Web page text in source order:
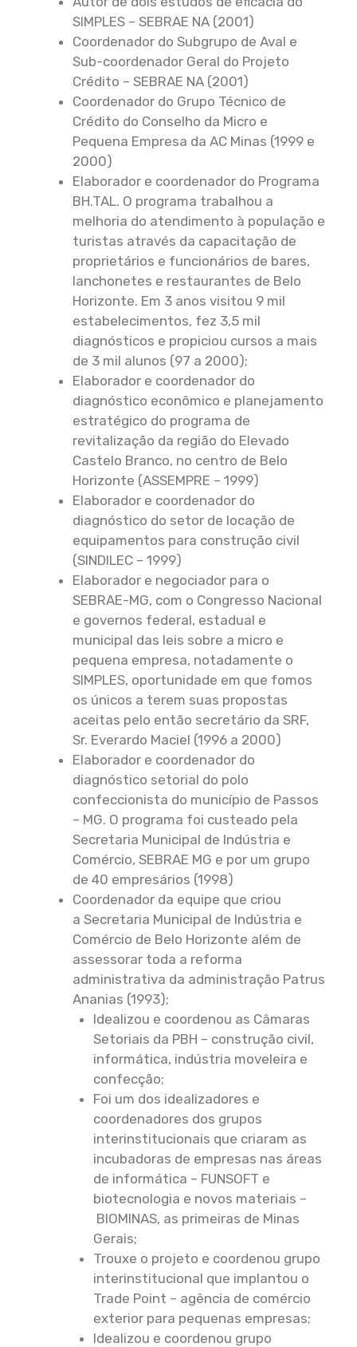
SIMPLES – SEBRAE NA (2001)
Coordenador do Subgrupo de Aval e
Sub-coordenador Geral do Projeto
Crédito – SEBRAE NA (2001)
Coordenador do Grupo Técnico de
Crédito do Conselho da Micro e
Pequena Empresa da AC Minas (1999 e
2000)
Elaborador e coordenador do Programa
BH.TAL. O programa trabalhou a
melhoria do atendimento à população e
turistas através da capacitação de
proprietários e funcionários de bares,
lanchonetes e restaurantes de Belo
Horizonte. Em 3 anos visitou 9 mil
estabelecimentos, fez 3,5 mil
diagnósticos e propiciou cursos a mais
de 3 mil alunos (97 a 2000);
Elaborador e coordenador do
diagnóstico econômico e planejamento
estratégico do programa de
revitalização da região do Elevado
Castelo Branco, no centro de Belo
Horizonte (ASSEMPRE – 1999)
Elaborador e coordenador do
diagnóstico do setor de locação de
equipamentos para construção civil
(SINDILEC – 1999)
Elaborador e negociador para o
SEBRAE-MG, com o Congresso Nacional
e governos federal, estadual e
municipal das leis sobre a micro e
pequena empresa, notadamente o
SIMPLES, oportunidade em que fomos
os únicos a terem suas propostas
aceitas pelo então secretário da SRF,
Sr. Everardo Maciel (1996 a 2000)
Elaborador e coordenador do
diagnóstico setorial do polo
confeccionista do município de Passos
– MG. O programa foi custeado pela
Secretaria Municipal de Indústria e
Comércio, SEBRAE MG e por um grupo
de 40 empresários (1998)
Coordenador da equipe que criou
a Secretaria Municipal de Indústria e
Comércio de Belo Horizonte além de
assessorar toda a reforma
administrativa da administração Patrus
Ananias (1993);
Idealizou e coordenou as Câmaras
Setoriais da PBH – construção civil,
informática, indústria moveleira e
confecção;
Foi um dos idealizadores e
coordenadores dos grupos
interinstitucionais que criaram as
incubadoras de empresas nas áreas
de informática – FUNSOFT e
biotecnologia e novos materiais –
BIOMINAS, as primeiras de Minas
Gerais;
Trouxe o projeto e coordenou grupo
interinstitucional que implantou o
Trade Point – agência de comércio
exterior para pequenas empresas;
Idealizou e coordenou grupo